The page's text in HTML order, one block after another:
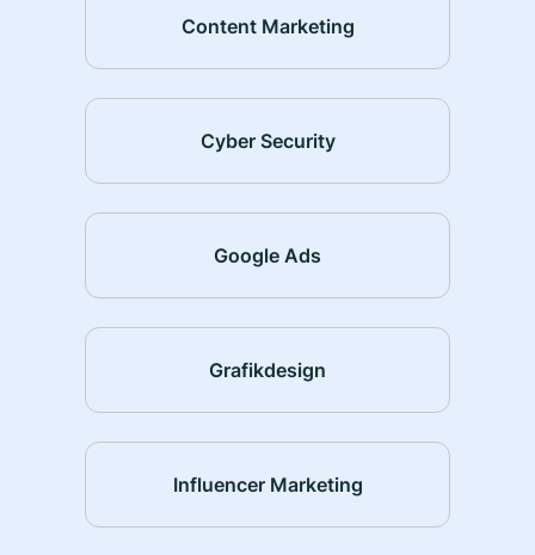
Content Marketing
Cyber Security
Google Ads
Grafikdesign
Influencer Marketing